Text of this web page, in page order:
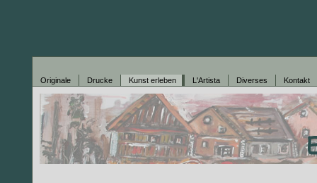
Originale Drucke Kunst erleben L'Artista Diverses Kontakt